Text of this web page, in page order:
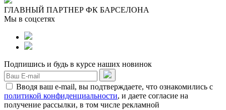
ГЛАВНЫЙ ПАРТНЕР ФК БАРСЕЛОНА
Мы в соцсетях
Подпишись и будь в курсе наших новинок
Вводя ваш e-mail, вы подтверждаете, что ознакомились с
политикой конфиденциальности, и даете согласие на
получение рассылки, в том числе рекламной